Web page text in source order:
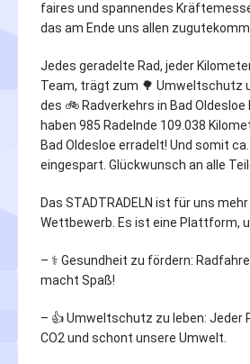
faires und spannendes
das am Ende uns allen
Jedes geradelte Rad, jeder
Team, trägt zum 🌳 Umweltschutz
des 🚲 Radverkehrs in Bad Oldesloe
haben 985 Radelnde 109.038
Bad Oldesloe erradelt! Und somit
eingespart. Glückwunsch an alle
Das STADTRADELN ist für uns
Wettbewerb. Es ist eine Plattform,
– ⚕️ Gesundheit zu fördern:
macht Spaß!
– 👍 Umweltschutz zu leben: Jeder
CO2 und schont unsere Umwelt.